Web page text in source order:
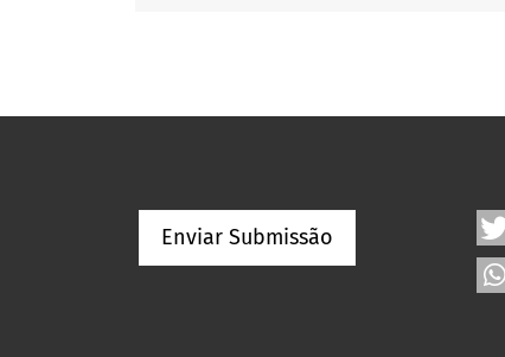
Enviar Submissão